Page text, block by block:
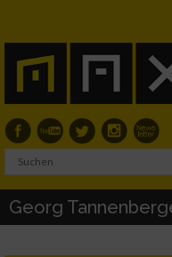
Georg